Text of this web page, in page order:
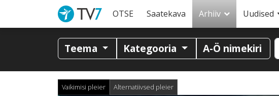
OTSE Saatekava Arhiiv Uudised
Teema Kategooria A-Ö nimekiri
Vaikimisi pleier Alternatiivsed pleier